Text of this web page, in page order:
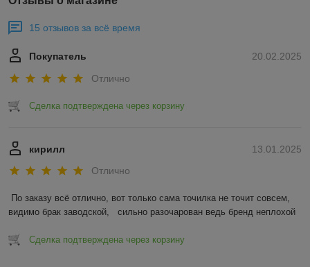
15 отзывов за всё время
20.02.2025
Покупатель
Отлично
Сделка подтверждена через корзину
13.01.2025
кирилл
Отлично
По заказу всё отлично, вот только сама точилка не точит совсем,
видимо брак заводской,   сильно разочарован ведь бренд неплохой
Сделка подтверждена через корзину